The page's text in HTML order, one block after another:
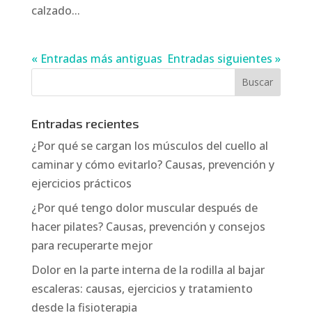
calzado...
« Entradas más antiguas Entradas siguientes »
Entradas recientes
¿Por qué se cargan los músculos del cuello al
caminar y cómo evitarlo? Causas, prevención y
ejercicios prácticos
¿Por qué tengo dolor muscular después de
hacer pilates? Causas, prevención y consejos
para recuperarte mejor
Dolor en la parte interna de la rodilla al bajar
escaleras: causas, ejercicios y tratamiento
desde la fisioterapia